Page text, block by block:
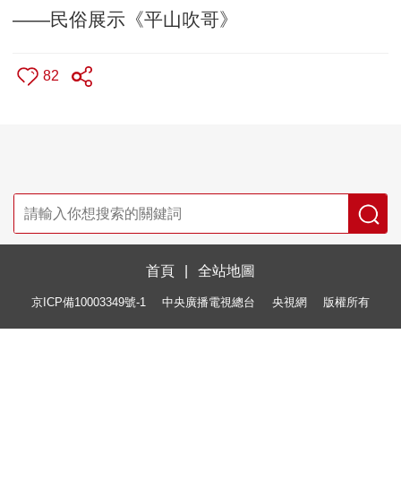
——民俗展示《平山吹哥》
82
首頁 全站地圖
京ICP備10003349號-1 中央廣播電視總台 央視網 版權所有